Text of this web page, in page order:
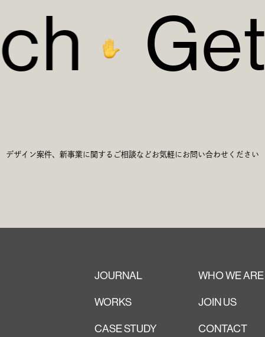
ch
ch
Get
Get
デザイン案件、新事業に関するご相談などお気軽にお問い合わせください
JOURNAL WHO WE ARE
WORKS JOIN US
CASE STUDY CONTACT